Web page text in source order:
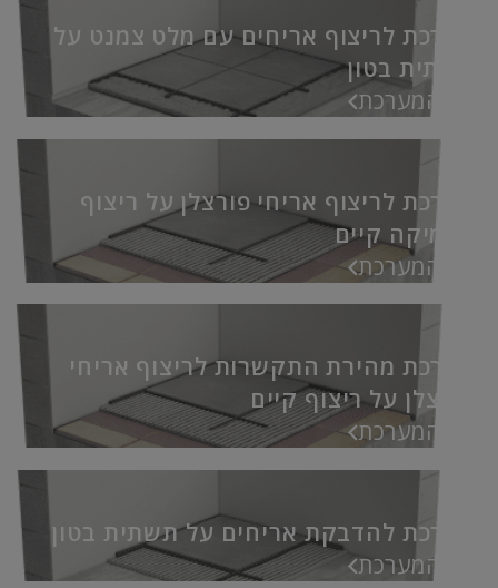
מערכת לריצוף אריחים עם מלט צמנט על
תשתית בטון
אל המערכת
מערכת לריצוף אריחי פורצלן על ריצוף
קרמיקה קיים
אל המערכת
מערכת מהירת התקשרות לריצוף אריחי
פורצלן על ריצוף קיים
אל המערכת
מערכת להדבקת אריחים על תשתית בטון
אל המערכת